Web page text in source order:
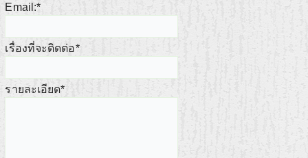
Email:*
เรื่องที่จะติดต่อ*
รายละเอียด*